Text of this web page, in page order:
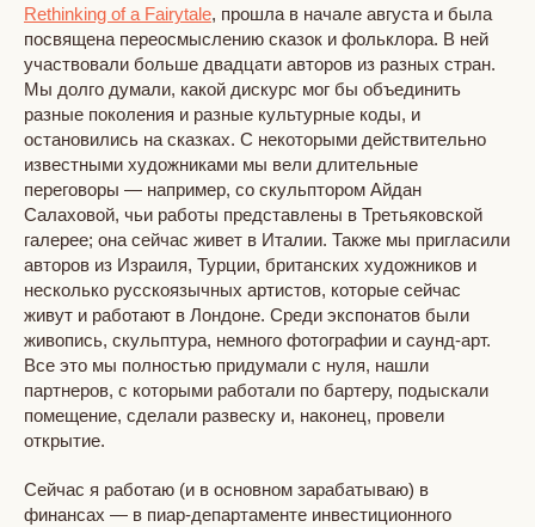
Rethinking of a Fairytale, прошла в начале августа и была
посвящена переосмыслению сказок и фольклора. В ней
участвовали больше двадцати авторов из разных стран.
Мы долго думали, какой дискурс мог бы объединить
разные поколения и разные культурные коды, и
остановились на сказках. С некоторыми действительно
известными художниками мы вели длительные
переговоры — например, со скульптором Айдан
Салаховой, чьи работы представлены в Третьяковской
галерее; она сейчас живет в Италии. Также мы пригласили
авторов из Израиля, Турции, британских художников и
несколько русскоязычных артистов, которые сейчас
живут и работают в Лондоне. Среди экспонатов были
живопись, скульптура, немного фотографии и саунд-арт.
Все это мы полностью придумали с нуля, нашли
партнеров, с которыми работали по бартеру, подыскали
помещение, сделали развеску и, наконец, провели
открытие.
Сейчас я работаю (и в основном зарабатываю) в
финансах — в пиар-департаменте инвестиционного